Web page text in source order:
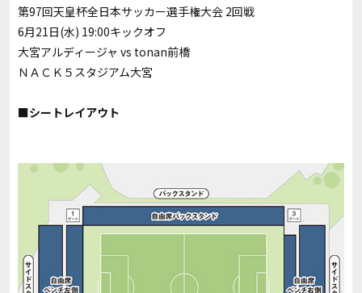
第97回天皇杯全日本サッカー選手権大会 2回戦
6月21日(水) 19:00キックオフ
大宮アルディージャ vs tonan前橋
ＮＡＣＫ５スタジアム大宮
■シートレイアウト